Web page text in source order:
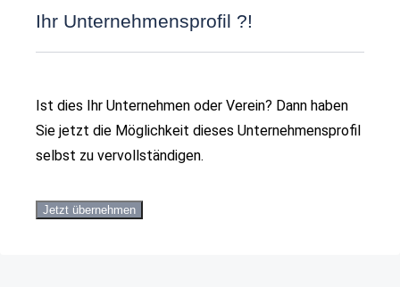
Ihr Unternehmensprofil ?!
Ist dies Ihr Unternehmen oder Verein? Dann haben
Sie jetzt die Möglichkeit dieses Unternehmensprofil
selbst zu vervollständigen.
Jetzt übernehmen